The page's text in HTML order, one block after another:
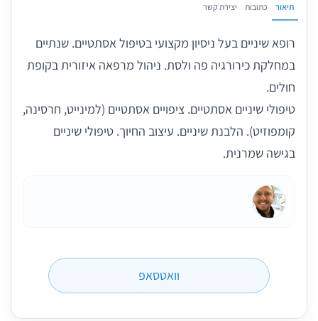
תיאור כתובות יצירת קשר
רופא שיניים בעל ניסיון מקצועי בטיפול אסתטיים. שנתיים
במחלקת כירורגיה פה ולסת. ניהול מרפאה איזורית בקופת
חולים.
טיפולי שיניים אסתטיים. ציפויים אסתטיים (למינייט, חרסינה,
קומפוזיט). הלבנת שיניים. עיצוב החיוך. טיפולי שיניים
בגישה שמרנית.
וואטסאפ